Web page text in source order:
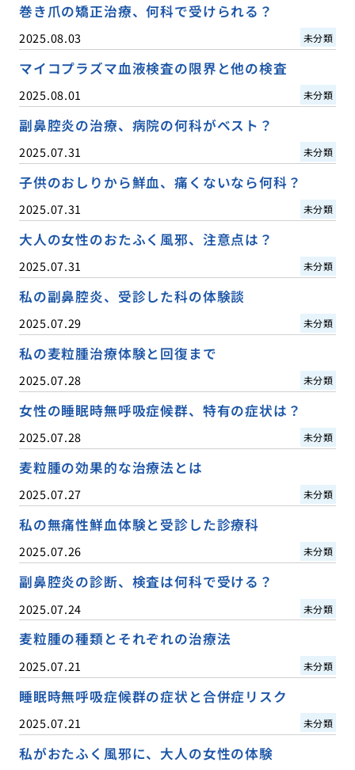
巻き爪の矯正治療、何科で受けられる？
2025.08.03 未分類
マイコプラズマ血液検査の限界と他の検査
2025.08.01 未分類
副鼻腔炎の治療、病院の何科がベスト？
2025.07.31 未分類
子供のおしりから鮮血、痛くないなら何科？
2025.07.31 未分類
大人の女性のおたふく風邪、注意点は？
2025.07.31 未分類
私の副鼻腔炎、受診した科の体験談
2025.07.29 未分類
私の麦粒腫治療体験と回復まで
2025.07.28 未分類
女性の睡眠時無呼吸症候群、特有の症状は？
2025.07.28 未分類
麦粒腫の効果的な治療法とは
2025.07.27 未分類
私の無痛性鮮血体験と受診した診療科
2025.07.26 未分類
副鼻腔炎の診断、検査は何科で受ける？
2025.07.24 未分類
麦粒腫の種類とそれぞれの治療法
2025.07.21 未分類
睡眠時無呼吸症候群の症状と合併症リスク
2025.07.21 未分類
私がおたふく風邪に、大人の女性の体験